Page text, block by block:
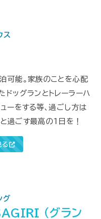
ス
可能。家族のことを心配
ッグランとトレーラーハ
ーをする等、過ごし方は
過ごす最高の1日を！
る
グ
（グラン